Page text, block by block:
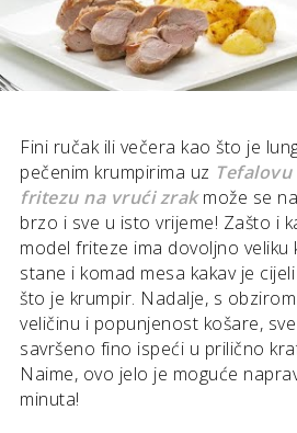
Fini ručak ili večera kao što je
pečenim krumpirima uz Tefalovu
fritezu na vrući zrakmože se
brzo i sve u isto vrijeme! Zašto i
model friteze ima dovoljno veliku
stane i komad mesa kakav je
što je krumpir. Nadalje, s
veličinu i popunjenost košare,
savršeno fino ispeći u prilično
Naime, ovo jelo je moguće
minuta!